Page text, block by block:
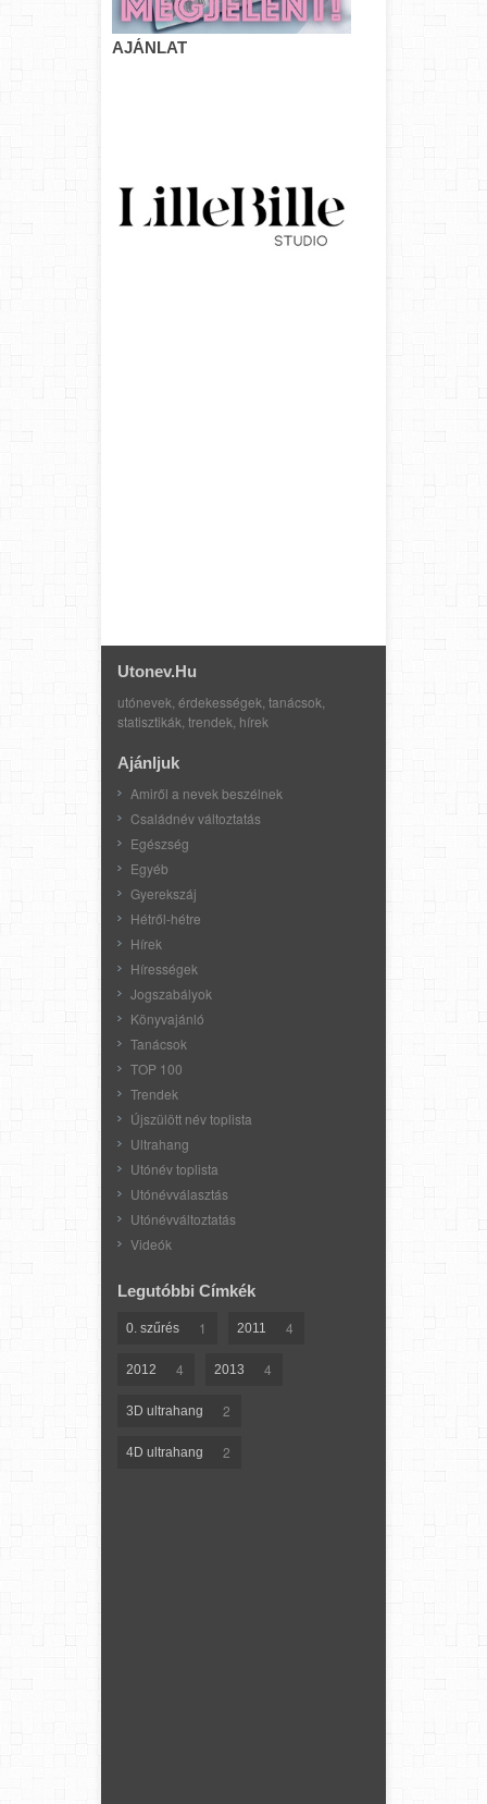
AJÁNLAT
Utonev.hu
utónevek, érdekességek, tanácsok,
statisztikák, trendek, hírek
Ajánljuk
Amiről a nevek beszélnek
Családnév változtatás
Egészség
Egyéb
Gyerekszáj
Hétről-hétre
Hírek
Hírességek
Jogszabályok
Könyvajánló
Tanácsok
TOP 100
Trendek
Újszülött név toplista
Ultrahang
Utónév toplista
Utónévválasztás
Utónévváltoztatás
Videók
Legutóbbi Címkék
0. szűrés 1 2011 4
2012 4 2013 4
3D ultrahang 2
4D ultrahang 2